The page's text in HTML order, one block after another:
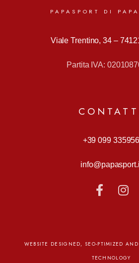
PAPASPORT DI
Viale Trentino, 34 –
Partita IVA:
+39 099 335956
WEBSITE DESIGNED, SEO-PTIMIZED AND
TECHNOLOGY